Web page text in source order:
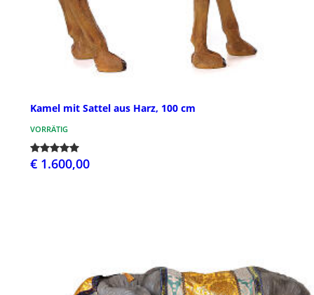
Kamel mit Sattel aus Harz, 100 cm
VORRÄTIG
€ 1.600,00